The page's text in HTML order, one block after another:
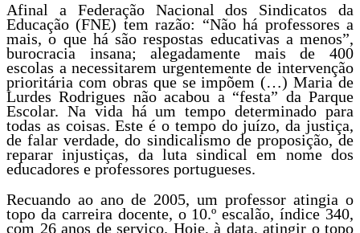
Afinal a Federação Nacional dos Sindicatos da
Educação (FNE) tem razão: “Não há professores a
mais, o que há são respostas educativas a menos”,
burocracia insana; alegadamente mais de 400
escolas a necessitarem urgentemente de intervenção
prioritária com obras que se impõem (…) Maria de
Lurdes Rodrigues não acabou a “festa” da Parque
Escolar. Na vida há um tempo determinado para
todas as coisas. Este é o tempo do juízo, da justiça,
de falar verdade, do sindicalismo de proposição, de
reparar injustiças, da luta sindical em nome dos
educadores e professores portugueses.
Recuando ao ano de 2005, um professor atingia o
topo da carreira docente, o 10.º escalão, índice 340,
com 26 anos de serviço. Hoje, à data, atingir o topo